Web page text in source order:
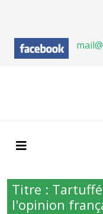
Titre :
l'opinion